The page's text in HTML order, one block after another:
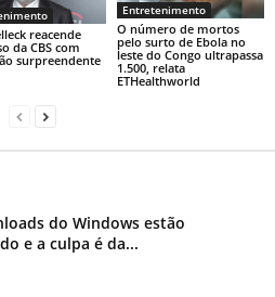
reacende
da CBS com
surpreendente
Entretenimento
O número de mortos
pelo surto de Ebola no
leste do Congo ultrapassa
1.500, relata
ETHealthworld
do Windows estão
e a culpa é da...